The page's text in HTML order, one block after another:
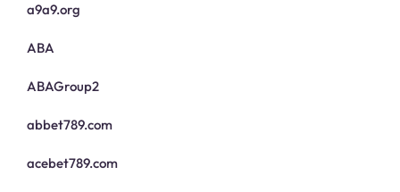
a9a9.org
ABA
ABAGroup2
abbet789.com
acebet789.com